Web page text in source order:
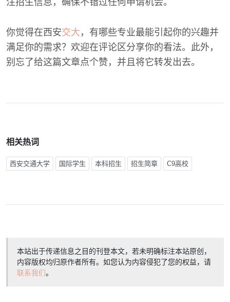
你觉得在西安交大 ，有哪些专业最能引起你的兴趣并
满足你的需求？欢迎在评论区分享你的看法。此外，
别忘了给这篇文章点个赞，并且将它转发出去。
相关热词
西安交通大学 国际学生 本科招生 招生简章 C9高校
本站出于传递信息之目的刊登本文，若未明确标注本站原创，
内容版权均归原作者所有。如您认为内容侵犯了您的权益，请
联系我们。